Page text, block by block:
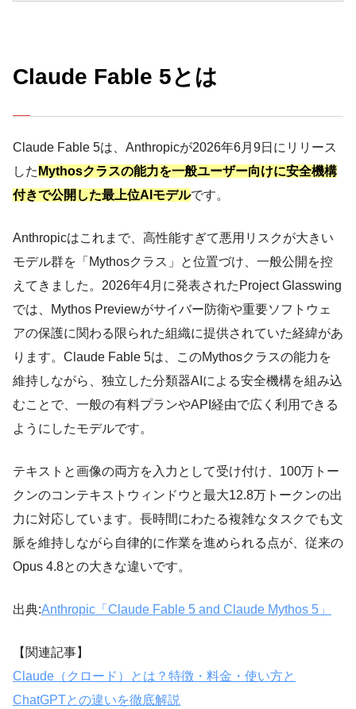
Claude Fable 5とは
Claude Fable 5は、Anthropicが2026年6月9日にリリース
した Mythosクラスの能力を一般ユーザー向けに安全機構
付きで公開した最上位AIモデルです。
Anthropicはこれまで、高性能すぎて悪用リスクが大きい
モデル群を「Mythosクラス」と位置づけ、一般公開を控
えてきました。2026年4月に発表されたProject Glasswing
では、Mythos Previewがサイバー防衛や重要ソフトウェ
アの保護に関わる限られた組織に提供されていた経緯があ
ります。Claude Fable 5は、このMythosクラスの能力を
維持しながら、独立した分類器AIによる安全機構を組み込
むことで、一般の有料プランやAPI経由で広く利用できる
ようにしたモデルです。
テキストと画像の両方を入力として受け付け、100万トー
クンのコンテキストウィンドウと最大12.8万トークンの出
力に対応しています。長時間にわたる複雑なタスクでも文
脈を維持しながら自律的に作業を進められる点が、従来の
Opus 4.8との大きな違いです。
出典:Anthropic「Claude Fable 5 and Claude Mythos 5」
【関連記事】
Claude（クロード）とは？特徴・料金・使い方と
ChatGPTとの違いを徹底解説